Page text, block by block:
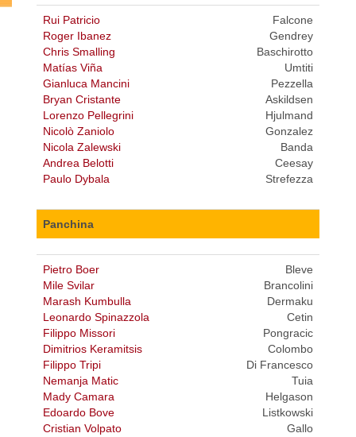
Rui Patricio
Roger Ibanez
Chris Smalling
Matías Viña
Gianluca Mancini
Bryan Cristante
Lorenzo Pellegrini
Nicolò Zaniolo
Nicola Zalewski
Andrea Belotti
Paulo Dybala
Falcone
Gendrey
Baschirotto
Umtiti
Pezzella
Askildsen
Hjulmand
Gonzalez
Banda
Ceesay
Strefezza
Panchina
Pietro Boer
Mile Svilar
Marash Kumbulla
Leonardo Spinazzola
Filippo Missori
Dimitrios Keramitsis
Filippo Tripi
Nemanja Matic
Mady Camara
Edoardo Bove
Cristian Volpato
Bleve
Brancolini
Dermaku
Cetin
Pongracic
Colombo
Di Francesco
Tuia
Helgason
Listkowski
Gallo